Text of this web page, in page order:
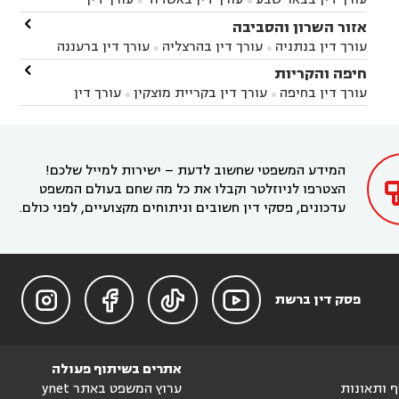
באשקלון
עורך דין בבאר טוביה עורך דין בגן יבנה
עורך דין בניר הבנים עורך דין בערד
זיקים
עורך דין בנתיבות עורך דין בקרית מלאכי
אזור השרון והסביבה
עורך דין בנתניה  עורך דין בהרצליה  עורך דין ברעננה
עורך דין בחדרה עורך דין בכפר סבא
עורך דין בהוד
השרון
עורך דין באבן יהודה
עורך דין בחריש  עורך דין בקיסריה  עורך דין בקדימה

חיפה והקריות
עורך דין בחיפה  עורך דין בקריית מוצקין 
עורך דין
בקרית מוצקין
עורך דין בקריית אתא
עורך דין

המידע המשפטי שחשוב לדעת – ישירות למייל שלכם!
הצטרפו לניוזלטר וקבלו את כל מה שחם בעולם המשפט
עדכונים, פסקי דין חשובים וניתוחים מקצועיים, לפני כולם.
פסק דין ברשת 



ותאונות
אתרים בשיתוף פעולה
ערוץ המשפט באתר ynet